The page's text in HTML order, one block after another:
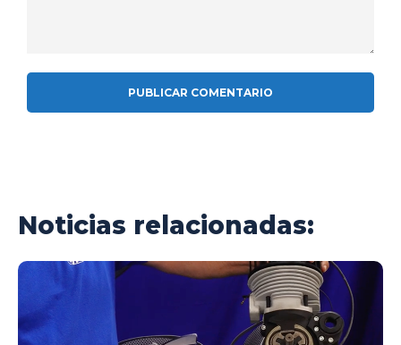
Noticias relacionadas: